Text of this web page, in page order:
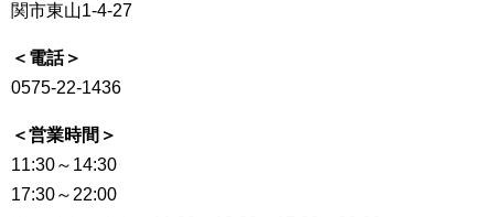
関市東山1-4-27
＜電話＞
0575-22-1436
＜営業時間＞
11:30～14:30
17:30～22:00